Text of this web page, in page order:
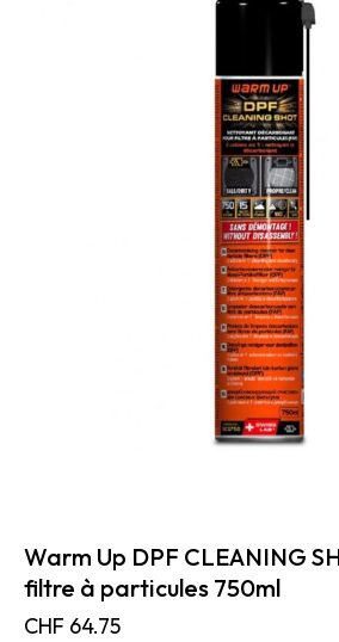
Warm Up DPF CLEANING
filtre à particules 750ml
CHF 64.75